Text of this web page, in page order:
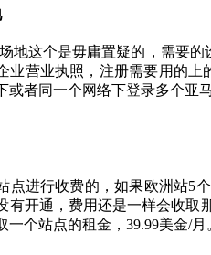
地这个是毋庸置疑的，需要
业营业执照，注册需要用的
或者同一个网络下登录多个亚
点进行收费的，如果欧洲站5
有开通，费用还是一样会收取
一个站点的租金，39.99美金/月